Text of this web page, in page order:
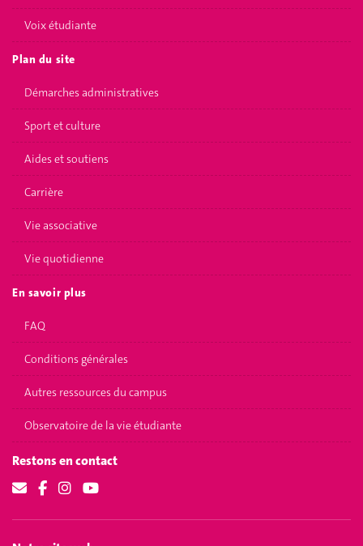
Voix étudiante
Plan du site
Démarches administratives
Sport et culture
Aides et soutiens
Carrière
Vie associative
Vie quotidienne
En savoir plus
FAQ
Conditions générales
Autres ressources du campus
Observatoire de la vie étudiante
Restons en contact